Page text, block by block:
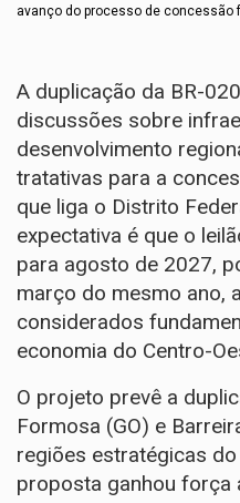
avanço do processo de concessão
A duplicação da BR-
discussões sobre
desenvolvimento
tratativas para a
que liga o Distrito
expectativa é que o
para agosto de 2027,
março do mesmo ano,
considerados
economia do Centro-
O projeto prevê a
Formosa (GO) e
regiões estratégicas
proposta ganhou força